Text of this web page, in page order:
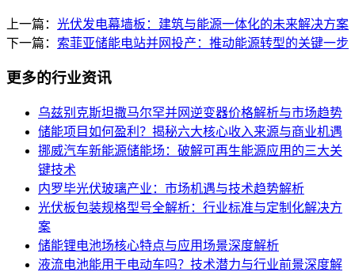
上一篇： 光伏发电幕墙板：建筑与能源一体化的未来解决方案
下一篇： 索菲亚储能电站并网投产：推动能源转型的关键一步
更多的行业资讯
乌兹别克斯坦撒马尔罕并网逆变器价格解析与市场趋势
储能项目如何盈利？揭秘六大核心收入来源与商业机遇
挪威汽车新能源储能场：破解可再生能源应用的三大关
键技术
内罗毕光伏玻璃产业：市场机遇与技术趋势解析
光伏板包装规格型号全解析：行业标准与定制化解决方
案
储能锂电池场核心特点与应用场景深度解析
液流电池能用于电动车吗？技术潜力与行业前景深度解